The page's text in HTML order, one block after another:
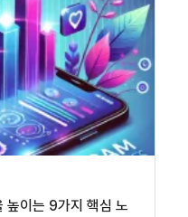
높이는 9가지 핵심 노